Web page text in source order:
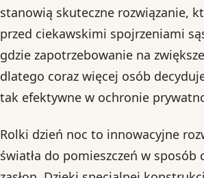
stanowią skuteczne rozwiązanie,
przed ciekawskimi spojrzeniami
gdzie zapotrzebowanie na
dlatego coraz więcej osób
tak efektywne w ochronie
Rolki dzień noc to innowacyjne
światła do pomieszczeń w